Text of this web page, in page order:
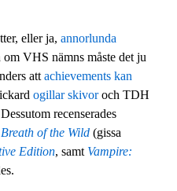
eller ja, annorlunda
VHS nämns måste det ju
att achievements kan
ogillar skivoroch TDH
recenserades
of the Wild (gissa
Edition, samt Vampire: